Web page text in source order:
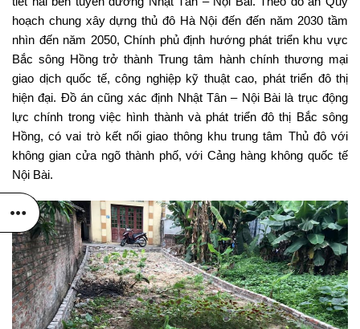
hoạch chung xây dựng thủ đô Hà Nội đến đến năm 2030 tầm
nhìn đến năm 2050, Chính phủ định hướng phát triển khu vực
Bắc sông Hồng trở thành Trung tâm hành chính thương mại
giao dịch quốc tế, công nghiệp kỹ thuật cao, phát triển đô thị
hiện đại. Đồ án cũng xác định Nhật Tân – Nội Bài là trục động
lực chính trong việc hình thành và phát triển đô thị Bắc sông
Hồng, có vai trò kết nối giao thông khu trung tâm Thủ đô với
không gian cửa ngõ thành phố, với Cảng hàng không quốc tế
Nội Bài.